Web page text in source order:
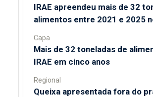
IRAE apreendeu mais de 32
alimentos entre 2021 e 2025
Capa
Mais de 32 toneladas de
IRAE em cinco anos
Regional
Queixa apresentada fora do